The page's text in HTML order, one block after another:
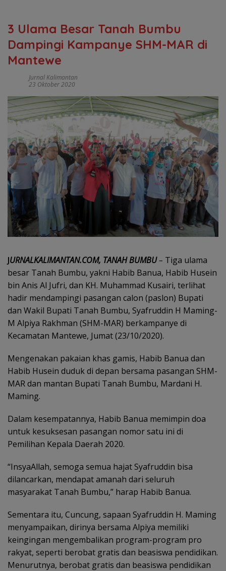
3 Ulama Besar Tanah Bumbu
Dampingi Kampanye SHM-MAR di
Mantewe
Jurnal Kalimantan
23 Oktober 2020
JURNALKALIMANTAN.COM, TANAH BUMBU– Tiga ulama
besar Tanah Bumbu, yakni Habib Banua, Habib Husein
bin Anis Al Jufri, dan KH. Muhammad Kusairi, terlihat
hadir mendampingi pasangan calon (paslon) Bupati
dan Wakil Bupati Tanah Bumbu, Syafruddin H Maming-
M Alpiya Rakhman (SHM-MAR) berkampanye di
Kecamatan Mantewe, Jumat (23/10/2020).
Mengenakan pakaian khas gamis, Habib Banua dan
Habib Husein duduk di depan bersama pasangan SHM-
MAR dan mantan Bupati Tanah Bumbu, Mardani H.
Maming.
Dalam kesempatannya, Habib Banua memimpin doa
untuk kesuksesan pasangan nomor satu ini di
Pemilihan Kepala Daerah 2020.
“InsyaAllah, semoga semua hajat Syafruddin bisa
dilancarkan, mendapat amanah dari seluruh
masyarakat Tanah Bumbu,” harap Habib Banua.
Sementara itu, Cuncung, sapaan Syafruddin H. Maming
menyampaikan, dirinya bersama Alpiya memiliki
keingingan mengembalikan program-program pro
rakyat, seperti berobat gratis dan beasiswa pendidikan.
Menurutnya, berobat gratis dan beasiswa pendidikan